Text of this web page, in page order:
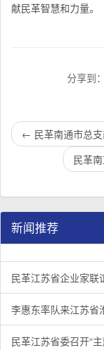
献民革智慧和力量。
分享到：
← 民革南通市总
民革
新闻推荐
民革江苏省企
1/3 李惠东率队来
2/3 民革江苏省委
3/3
民革江苏省企业家联
李惠东率队来江苏省
民革江苏省委召开“